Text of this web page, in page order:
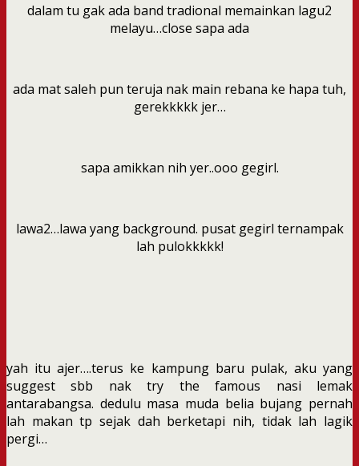
dalam tu gak ada band tradional memainkan lagu2
melayu…close sapa ada
ada mat saleh pun teruja nak main rebana ke hapa tuh,
gerekkkkk jer…
sapa amikkan nih yer..ooo gegirl.
lawa2…lawa yang background. pusat gegirl ternampak
lah pulokkkkk!
yah itu ajer….terus ke kampung baru pulak, aku yang
suggest sbb nak try the famous nasi lemak
antarabangsa. dedulu masa muda belia bujang pernah
lah makan tp sejak dah berketapi nih, tidak lah lagik
pergi…